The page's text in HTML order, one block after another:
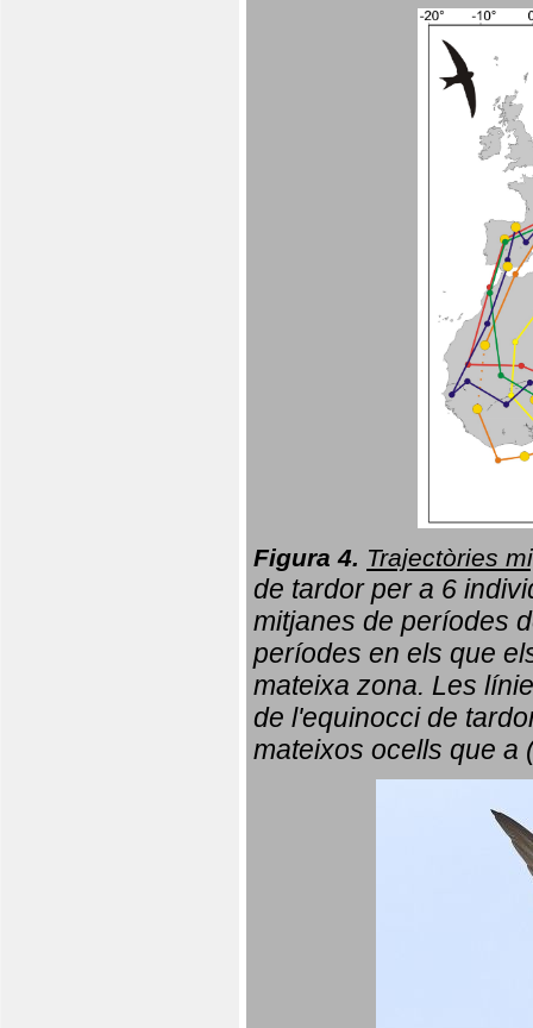
Figura 4. Trajectòries
de tardor per a 6
mitjanes de períodes
períodes en els que
mateixa zona. Les
de l'equinocci de
mateixos ocells que a